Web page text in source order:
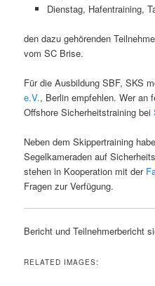
Dienstag, Hafentraining,
den dazu gehörenden
vom SC Brise.
Für die Ausbildung SBF, SKS
e.V., Berlin empfehlen. Wer an
Offshore Sicherheitstraining bei
Neben dem Skippertraining
Segelkameraden auf
stehen in Kooperation mit der
Fragen zur Verfügung.
Bericht und Teilnehmerbericht
RELATED IMAGES: